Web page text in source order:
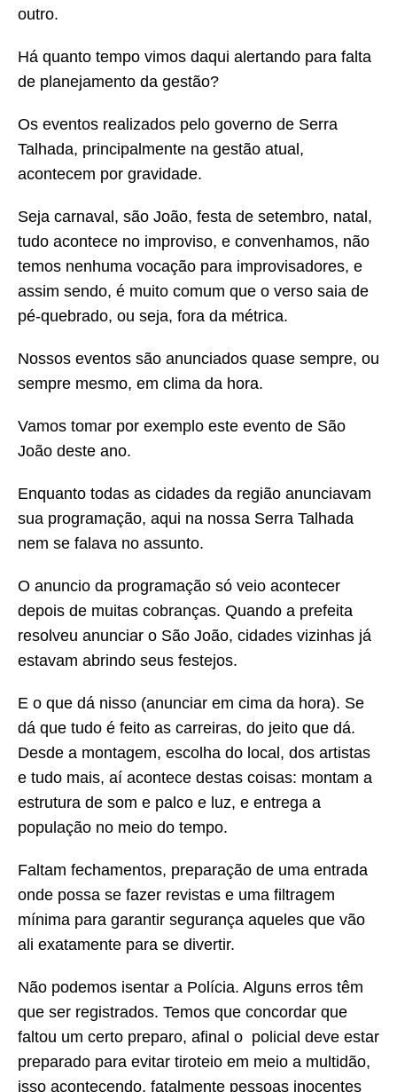
outro.
Há quanto tempo vimos daqui alertando para falta
de planejamento da gestão?
Os eventos realizados pelo governo de Serra
Talhada, principalmente na gestão atual,
acontecem por gravidade.
Seja carnaval, são João, festa de setembro, natal,
tudo acontece no improviso, e convenhamos, não
temos nenhuma vocação para improvisadores, e
assim sendo, é muito comum que o verso saia de
pé-quebrado, ou seja, fora da métrica.
Nossos eventos são anunciados quase sempre, ou
sempre mesmo, em clima da hora.
Vamos tomar por exemplo este evento de São
João deste ano.
Enquanto todas as cidades da região anunciavam
sua programação, aqui na nossa Serra Talhada
nem se falava no assunto.
O anuncio da programação só veio acontecer
depois de muitas cobranças. Quando a prefeita
resolveu anunciar o São João, cidades vizinhas já
estavam abrindo seus festejos.
E o que dá nisso (anunciar em cima da hora). Se
dá que tudo é feito as carreiras, do jeito que dá.
Desde a montagem, escolha do local, dos artistas
e tudo mais, aí acontece destas coisas: montam a
estrutura de som e palco e luz, e entrega a
população no meio do tempo.
Faltam fechamentos, preparação de uma entrada
onde possa se fazer revistas e uma filtragem
mínima para garantir segurança aqueles que vão
ali exatamente para se divertir.
Não podemos isentar a Polícia. Alguns erros têm
que ser registrados. Temos que concordar que
faltou um certo preparo, afinal o policial deve estar
preparado para evitar tiroteio em meio a multidão,
isso acontecendo, fatalmente pessoas inocentes